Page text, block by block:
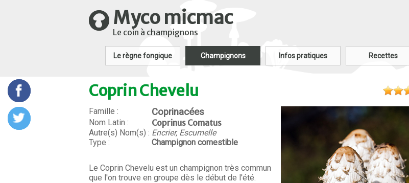
Myco micmac
Le coin à champignons
Le règne fongique Champignons Infos pratiques Recettes
Coprin Chevelu
Famille : Coprinacées
Nom Latin : Coprinus Comatus
Autre(s) Nom(s) : Encrier, Escumelle
Type :
Champignon comestible
Le Coprin Chevelu est un champignon très commun
que l'on trouve en groupe dès le début de l'été.